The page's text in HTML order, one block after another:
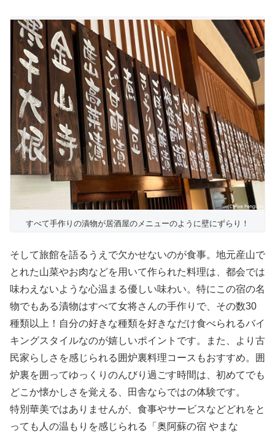
すべて手作りの漬物が居酒屋のメニューのように壁にずらり！
そして旅館を語るうえで欠かせないのが食事。地元産山で
とれた山菜やお肉などを用いて作られた料理は、都会では
味わえないような心温まる優しい味わい。特にこの宿の名
物でもある漬物はすべて女将さんの手作りで、その数30
種類以上！自分の好きな種類を好きなだけ食べられるバイ
キングスタイルなのが嬉しいポイントです。また、より古
民家らしさを感じられる囲炉裏料理コースもおすすめ。囲
炉裏を囲ってゆっくりのんびり過ごす時間は、初めてでも
どこか懐かしさを覚える、田舎ならではの体験です。
特別華美ではありませんが、食事やサービスなどどれをと
っても人の温もりを感じられる「奥阿蘇の宿 やまな